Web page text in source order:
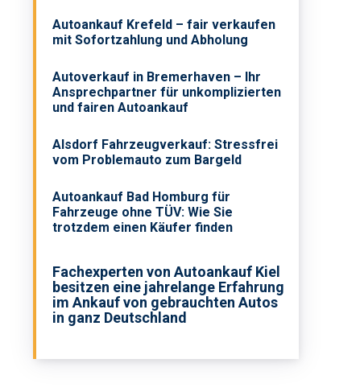
Autoankauf Krefeld – fair verkaufen
mit Sofortzahlung und Abholung
Autoverkauf in Bremerhaven – Ihr
Ansprechpartner für unkomplizierten
und fairen Autoankauf
Alsdorf Fahrzeugverkauf: Stressfrei
vom Problemauto zum Bargeld
Autoankauf Bad Homburg für
Fahrzeuge ohne TÜV: Wie Sie
trotzdem einen Käufer finden
Fachexperten von Autoankauf Kiel
besitzen eine jahrelange Erfahrung
im Ankauf von gebrauchten Autos
in ganz Deutschland